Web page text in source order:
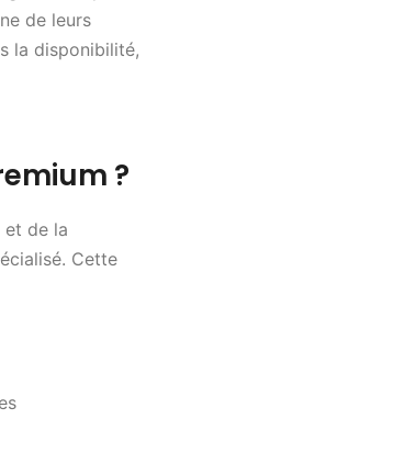
de leurs
la disponibilité,
?
et de la
Cette